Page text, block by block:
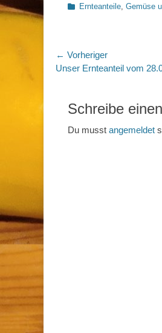
Kategorien
Ernteanteile Gemüse
← Vorheriger
Vorheriger
Unser Ernteanteil vom
Schreibe
Du musst angemeldet